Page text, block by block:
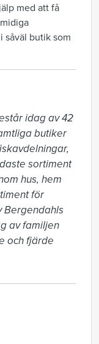
med att få
såväl butik som
idag av 42
butiker
sortiment
hus, hem
för
Bergendahls
av familjen
och fjärde